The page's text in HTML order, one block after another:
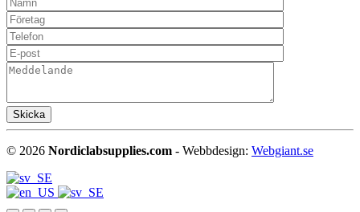
© 2026 Nordiclabsupplies.com - Webbdesign: Webgiant.se